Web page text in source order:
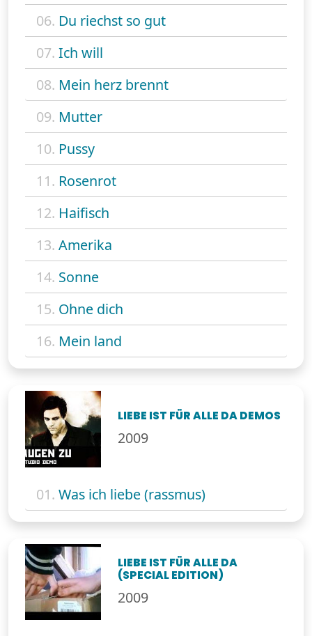
06. Du riechst so gut
07. Ich will
08. Mein herz brennt
09. Mutter
10. Pussy
11. Rosenrot
12. Haifisch
13. Amerika
14. Sonne
15. Ohne dich
16. Mein land
LIEBE IST FÜR ALLE DA DEMOS
2009
01. Was ich liebe (rassmus)
LIEBE IST FÜR ALLE DA
(SPECIAL EDITION)
2009